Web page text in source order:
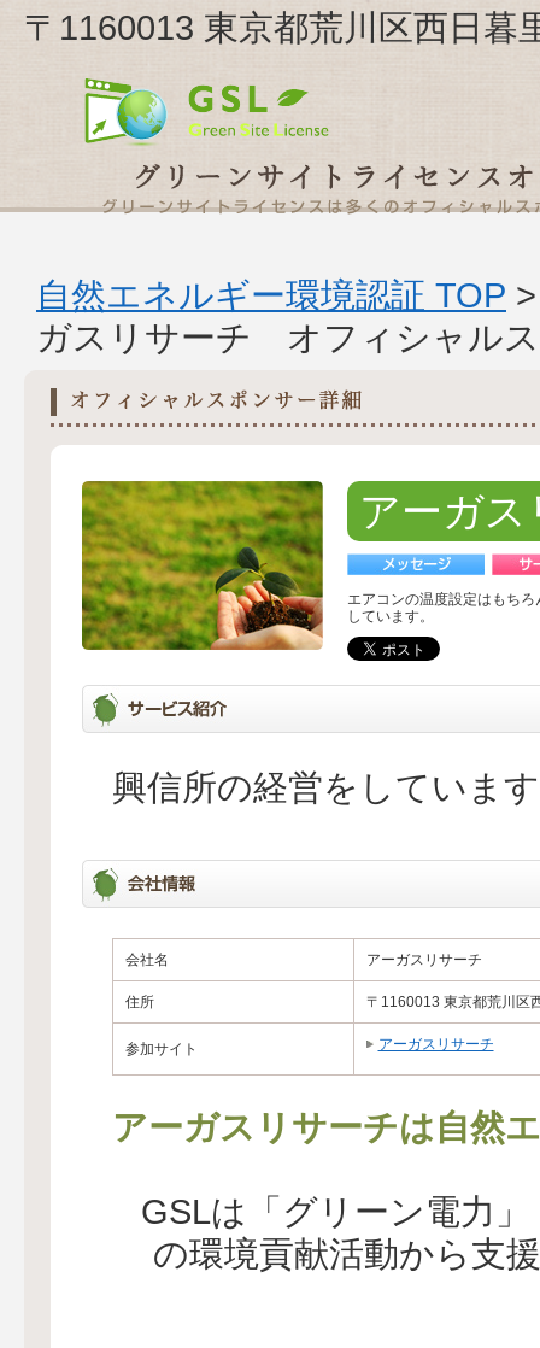
〒1160013 東京都荒川区西日
自然エネルギー環境認証 TOP
ガスリサーチ オフィシャル
アーガ
エアコンの温度設定はもち
しています。
興信所の経営をしていま
会社名 アーガスリサーチ
住所 〒1160013 東京都荒川区
参加サイト アーガスリサーチ
アーガスリサーチは自然
GSLは「グリーン電力
の環境貢献活動から支